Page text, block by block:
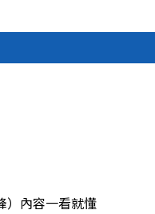
）內容一看就懂